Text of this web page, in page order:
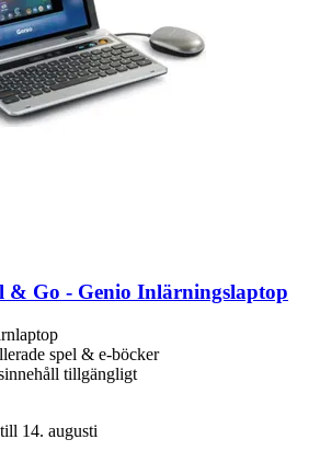
& Go -​ Genio Inlärningslaptop
spel & e-böcker
tillgängligt
14. augusti